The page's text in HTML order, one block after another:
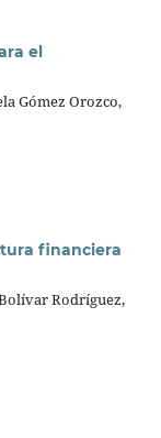
el
Gómez Orozco,
financiera
Rodríguez,